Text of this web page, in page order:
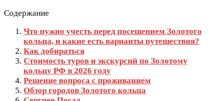
Содержание
Что нужно учесть перед посещением Золотого
кольца, и какие есть варианты путешествия?
Как добираться
Стоимость туров и экскурсий по Золотому
кольцу РФ в 2026 году
Решение вопроса с проживанием
Обзор городов Золотого кольца